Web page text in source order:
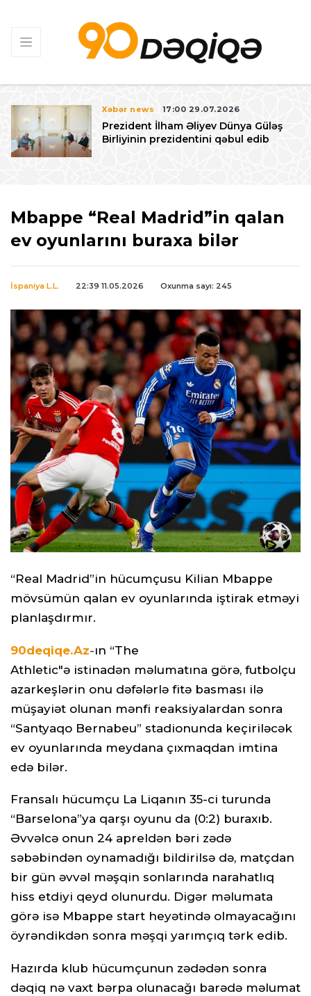
Xəbər news 17:00 29.07.2026
Prezident İlham Əliyev Dünya Güləş
Birliyinin prezidentini qəbul edib
Mbappe “Real Madrid”in qalan
ev oyunlarını buraxa bilər
İspaniya L.L. 22:39 11.05.2026 Oxunma sayı: 245
“Real Madrid”in hücumçusu Kilian Mbappe
mövsümün qalan ev oyunlarında iştirak etməyi
planlaşdırmır.
90deqiqe.Az-ın “The
Athletic"ə istinadən məlumatına görə, futbolçu
azarkeşlərin onu dəfələrlə fitə basması ilə
müşayiət olunan mənfi reaksiyalardan sonra
“Santyaqo Bernabeu” stadionunda keçiriləcək
ev oyunlarında meydana çıxmaqdan imtina
edə bilər.
Fransalı hücumçu La Liqanın 35-ci turunda
“Barselona”ya qarşı oyunu da (0:2) buraxıb.
Əvvəlcə onun 24 apreldən bəri zədə
səbəbindən oynamadığı bildirilsə də, matçdan
bir gün əvvəl məşqin sonlarında narahatlıq
hiss etdiyi qeyd olunurdu. Digər məlumata
görə isə Mbappe start heyətində olmayacağını
öyrəndikdən sonra məşqi yarımçıq tərk edib.
Hazırda klub hücumçunun zədədən sonra
dəqiq nə vaxt bərpa olunacağı barədə məlumat